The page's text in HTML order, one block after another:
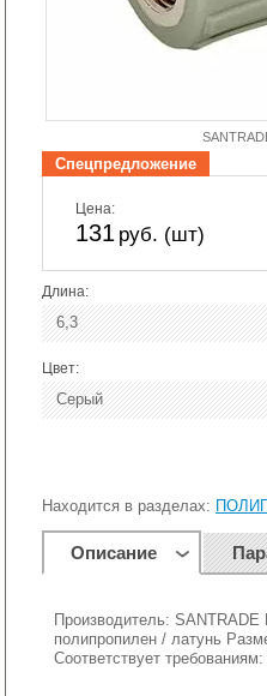
Спецпредложение
Цена:
131 руб. (шт)
Длина:
6,3
Цвет:
Серый
Находится в разделах:
Описание
Производитель:
полипропилен / латунь
Соответствует